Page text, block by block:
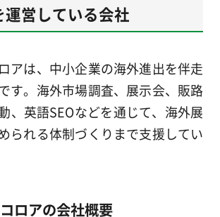
運営している会社
アは、中小企業の海外進出を伴走
す。海外市場調査、展示会、販路
、英語SEOなどを通じて、海外展
られる体制づくりまで支援してい
ロアの会社概要